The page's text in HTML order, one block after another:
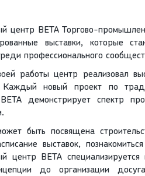
центр ВЕТА Торгово-
выставки, которые
профессионального
работы центр реализовал
новый проект по
демонстрирует спектр
быть посвящена
выставок,
центр ВЕТА
до организации